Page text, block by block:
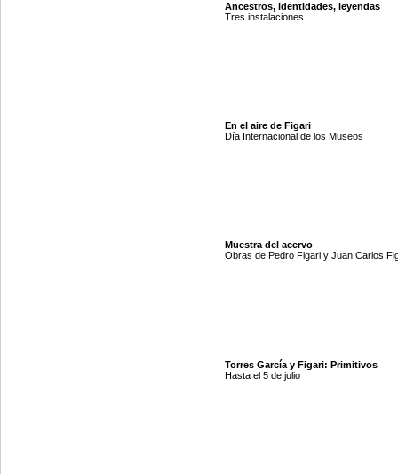
Ancestros, identidades, leyendas
Tres instalaciones
En el aire de Figari
Día Internacional de los Museos
Muestra del acervo
Obras de Pedro Figari y Juan Carlos
Torres García y Figari: Primitivos
Hasta el 5 de julio